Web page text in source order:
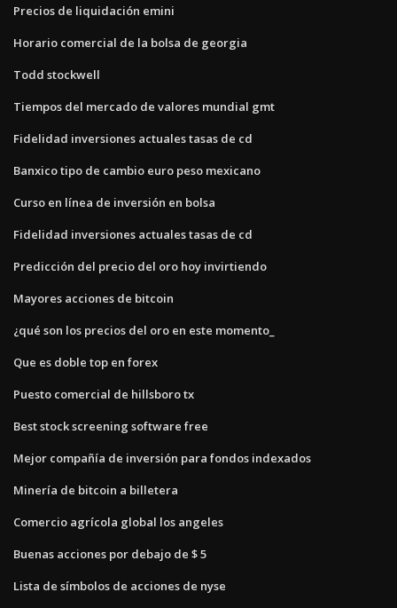
Precios de liquidación emini
Horario comercial de la bolsa de georgia
Todd stockwell
Tiempos del mercado de valores mundial gmt
Fidelidad inversiones actuales tasas de cd
Banxico tipo de cambio euro peso mexicano
Curso en línea de inversión en bolsa
Fidelidad inversiones actuales tasas de cd
Predicción del precio del oro hoy invirtiendo
Mayores acciones de bitcoin
¿qué son los precios del oro en este momento_
Que es doble top en forex
Puesto comercial de hillsboro tx
Best stock screening software free
Mejor compañía de inversión para fondos indexados
Minería de bitcoin a billetera
Comercio agrícola global los angeles
Buenas acciones por debajo de $ 5
Lista de símbolos de acciones de nyse